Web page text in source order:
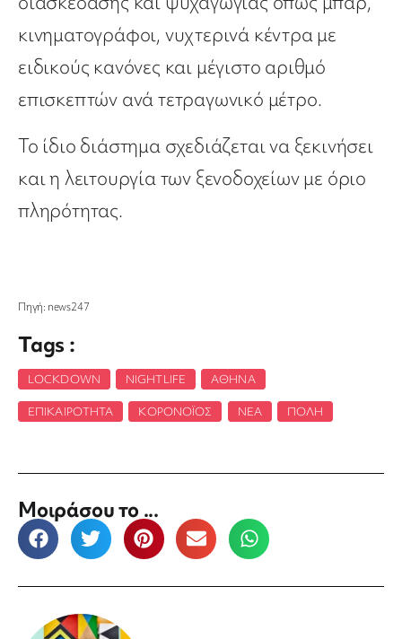
κινηματογράφοι, νυχτερινά κέντρα με
ειδικούς κανόνες και μέγιστο αριθμό
επισκεπτών ανά τετραγωνικό μέτρο.
Το ίδιο διάστημα σχεδιάζεται να ξεκινήσει
και η λειτουργία των ξενοδοχείων με όριο
πληρότητας.
Πηγή: news247
Tags :
LOCKDOWN NIGHTLIFE ΑΘΉΝΑ
ΕΠΙΚΑΙΡΌΤΗΤΑ ΚΟΡΟΝΟΪΌΣ ΝΈΑ ΠΌΛΗ
Μοιράσου το ...